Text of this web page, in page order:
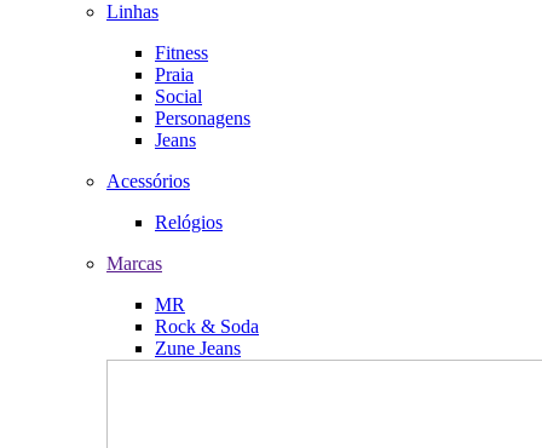
Linhas
Fitness
Praia
Social
Personagens
Jeans
Acessórios
Relógios
Marcas
MR
Rock & Soda
Zune Jeans